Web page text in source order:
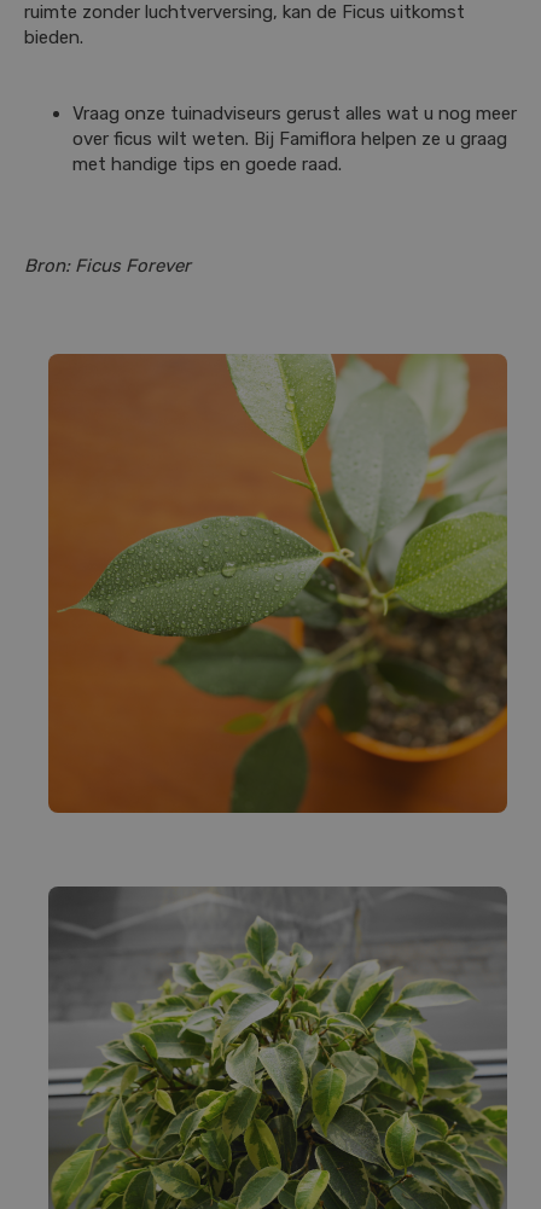
ruimte zonder luchtverversing, kan de Ficus uitkomst
bieden.
Vraag onze tuinadviseurs gerust alles wat u nog meer
over ficus wilt weten. Bij Famiflora helpen ze u graag
met handige tips en goede raad.
Bron: Ficus Forever